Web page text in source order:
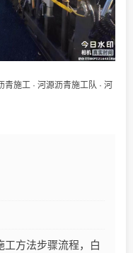
青施工 · 河源沥青施工队 · 河
工方法步骤流程，白